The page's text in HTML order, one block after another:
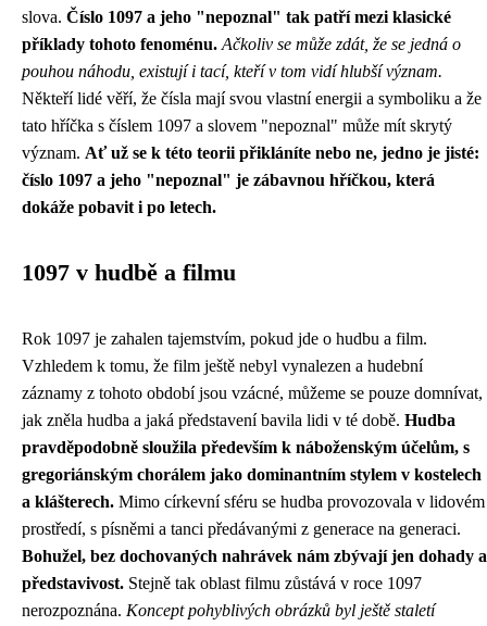
slova. Číslo 1097 a jeho "nepoznal" tak patří mezi klasické
příklady tohoto fenoménu. Ačkoliv se může zdát, že se jedná o
pouhou náhodu, existují i tací, kteří v tom vidí hlubší význam.
Někteří lidé věří, že čísla mají svou vlastní energii a symboliku a že
tato hříčka s číslem 1097 a slovem "nepoznal" může mít skrytý
význam. Ať už se k této teorii přikláníte nebo ne, jedno je jisté:
číslo 1097 a jeho "nepoznal" je zábavnou hříčkou, která
dokáže pobavit i po letech.
1097 v hudbě a filmu
Rok 1097 je zahalen tajemstvím, pokud jde o hudbu a film.
Vzhledem k tomu, že film ještě nebyl vynalezen a hudební
záznamy z tohoto období jsou vzácné, můžeme se pouze domnívat,
jak zněla hudba a jaká představení bavila lidi v té době. Hudba
pravděpodobně sloužila především k náboženským účelům, s
gregoriánským chorálem jako dominantním stylem v kostelech
a klášterech. Mimo církevní sféru se hudba provozovala v lidovém
prostředí, s písněmi a tanci předávanými z generace na generaci.
Bohužel, bez dochovaných nahrávek nám zbývají jen dohady a
představivost. Stejně tak oblast filmu zůstává v roce 1097
nerozpoznána. Koncept pohyblivých obrázků byl ještě staletí